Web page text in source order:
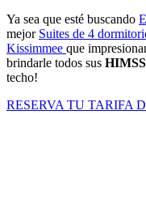
Ya sea que esté buscando
mejor Suites de 4
Kissimmee que
brindarle todos sus HIMSS
techo!
RESERVA TU TARIFA